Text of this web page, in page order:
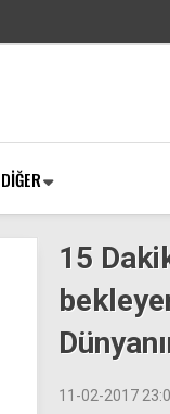
DİĞER
15
11-02-2017